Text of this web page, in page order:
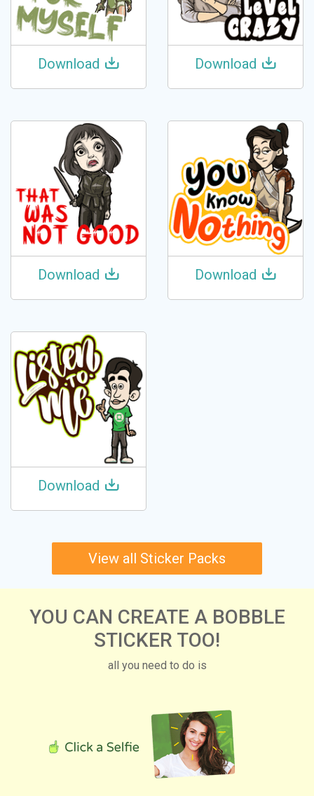
Download Download
Download Download
Download
View all Sticker Packs
YOU CAN CREATE A BOBBLE
STICKER TOO!
all you need to do is